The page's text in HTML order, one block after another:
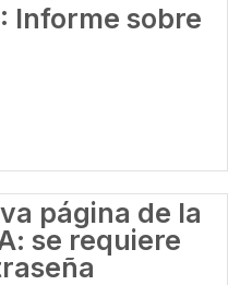
Informe sobre
página de la
se requiere